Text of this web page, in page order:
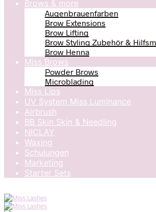
Brows & more
Augenbrauenfarben
Brow Extensions
Brow Lifting
Brow Styling Zubehör &
Brow Henna
Miss Brows
Powder Brows
Microblading
Miss Lips
UV System Miss Luminance
Airbrush
BB Skin Skin & Needling
NICLAY
Waxing
Schulungen
Marketing
Starter Sets